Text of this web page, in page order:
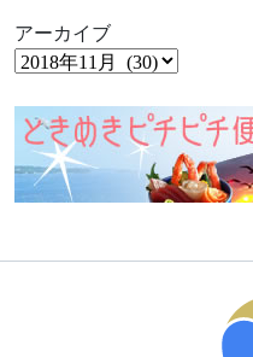
アーカイブ